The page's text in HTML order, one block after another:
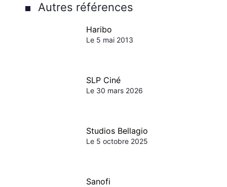
Autres références
Haribo
Le 5 mai 2013
SLP Ciné
Le 30 mars 2026
Studios Bellagio
Le 5 octobre 2025
Sanofi